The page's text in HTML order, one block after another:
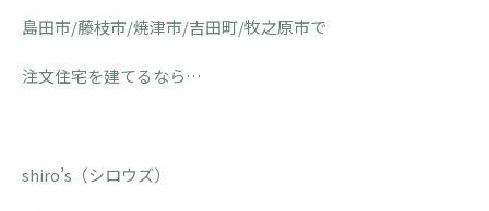
島田市/藤枝市/焼津市/吉田町/牧之原市で
注文住宅を建てるなら…
shiro’s（シロウズ）